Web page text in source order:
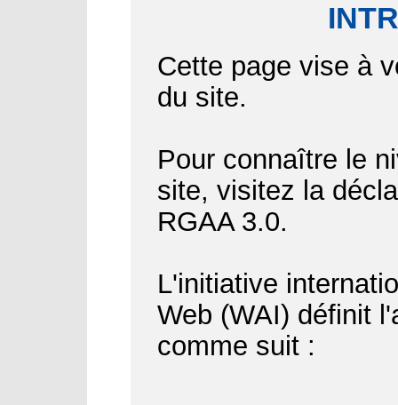
Cette page vise à
du site.
Pour connaître le
site, visitez la
RGAA 3.0.
L'initiative
Web (WAI) définit
comme suit :